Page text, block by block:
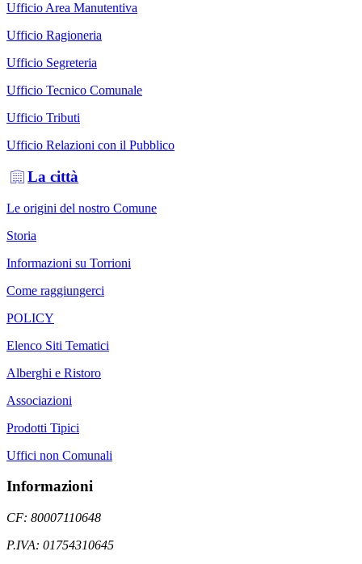
Ufficio Area Manutentiva
Ufficio Ragioneria
Ufficio Segreteria
Ufficio Tecnico Comunale
Ufficio Tributi
Ufficio Relazioni con il Pubblico
La città
Le origini del nostro Comune
Storia
Informazioni su Torrioni
Come raggiungerci
POLICY
Elenco Siti Tematici
Alberghi e Ristoro
Associazioni
Prodotti Tipici
Uffici non Comunali
Informazioni
CF: 80007110648
P.IVA: 01754310645